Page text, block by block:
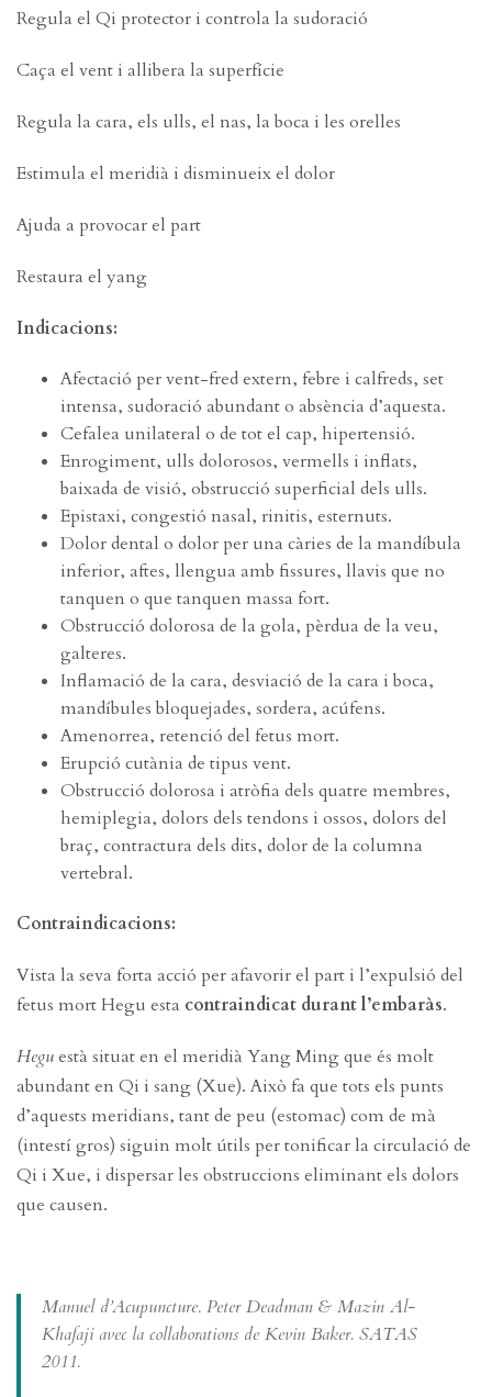
Regula el Qi protector i controla la sudoració
Caça el vent i allibera la superfície
Regula la cara, els ulls, el nas, la boca i les orelles
Estimula el meridià i disminueix el dolor
Ajuda a provocar el part
Restaura el yang
Indicacions:
Afectació per vent-fred extern, febre i calfreds, set
intensa, sudoració abundant o absència d’aquesta.
Cefalea unilateral o de tot el cap, hipertensió.
Enrogiment, ulls dolorosos, vermells i inflats,
baixada de visió, obstrucció superficial dels ulls.
Epistaxi, congestió nasal, rinitis, esternuts.
Dolor dental o dolor per una càries de la mandíbula
inferior, aftes, llengua amb fissures, llavis que no
tanquen o que tanquen massa fort.
Obstrucció dolorosa de la gola, pèrdua de la veu,
galteres.
Inflamació de la cara, desviació de la cara i boca,
mandíbules bloquejades, sordera, acúfens.
Amenorrea, retenció del fetus mort.
Erupció cutània de tipus vent.
Obstrucció dolorosa i atròfia dels quatre membres,
hemiplegia, dolors dels tendons i ossos, dolors del
braç, contractura dels dits, dolor de la columna
vertebral.
Contraindicacions:
Vista la seva forta acció per afavorir el part i l’expulsió del
fetus mort Hegu esta contraindicat durant l’embaràs.
Heguestà situat en el meridià Yang Ming que és molt
abundant en Qi i sang (Xue). Això fa que tots els punts
d’aquests meridians, tant de peu (estomac) com de mà
(intestí gros) siguin molt útils per tonificar la circulació de
Qi i Xue, i dispersar les obstruccions eliminant els dolors
que causen.
Manuel d’Acupuncture. Peter Deadman & Mazin Al-
Khafaji avec la collaborations de Kevin Baker. SATAS
2011.